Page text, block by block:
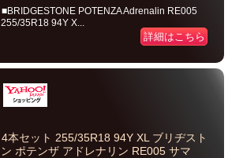
■BRIDGESTONE POTENZA Adrenalin RE005
255/35R18 94Y X...
詳細はこちら
4本セット 255/35R18 94Y XL ブリヂスト
ン ポテンザ アドレナリン RE005 サマ